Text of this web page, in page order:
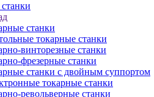
станки
токарные станки
винторезные станки
фрезерные станки
станки с двойным суппортом
токарные станки
револьверные станки